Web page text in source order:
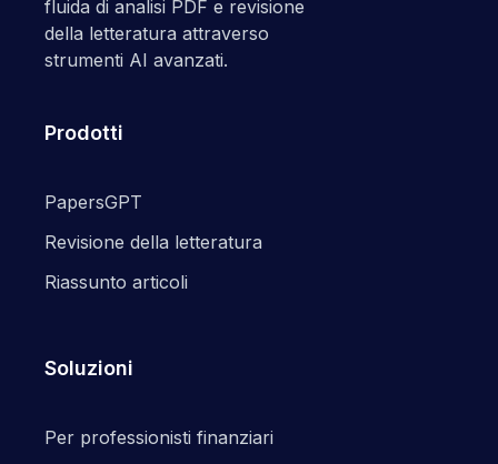
fluida di analisi PDF e revisione
della letteratura attraverso
strumenti AI avanzati.
Prodotti
PapersGPT
Revisione della letteratura
Riassunto articoli
Soluzioni
Per professionisti finanziari